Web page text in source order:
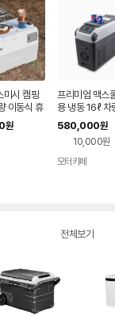
미시 캠핑
이동식 휴
투고 30L
배터리제
원
프리미엄 맥스
용 냉동 16ℓ 차
고 캠핑냉장 어
함 낚시
580,000원
10,000원
모터카페
전체보기